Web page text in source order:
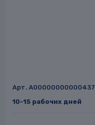
Арт. A00000000000437
10-15 рабочих дней